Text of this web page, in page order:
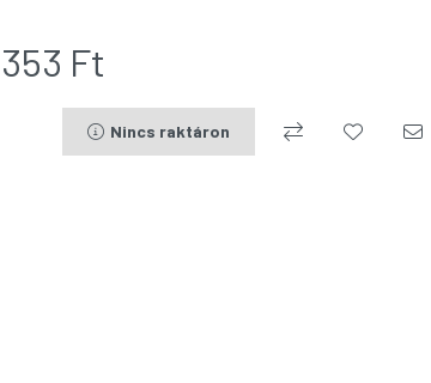
353 Ft
Nincs raktáron